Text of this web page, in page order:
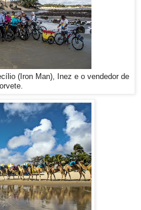
(Iron Man), Inez e o vendedor de